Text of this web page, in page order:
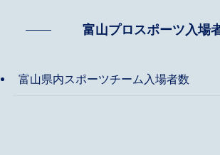
富山プロスポーツ入場
富山県内スポーツチーム入場者数